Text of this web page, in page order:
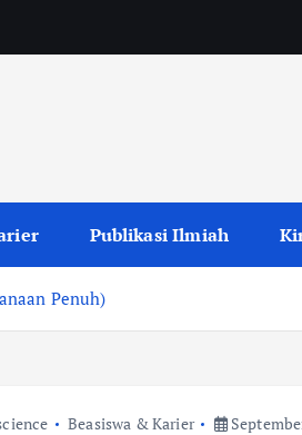
Publikasi Ilmiah
Penuh)
Beasiswa & Karier